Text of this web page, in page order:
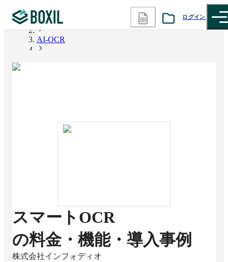
ログイン
カテゴリから探す
BOXILの使い方ガイド
BOXIL
AI-OCR
スマートOCR
の料金・機能・導入事例
株式会社インフォディオ